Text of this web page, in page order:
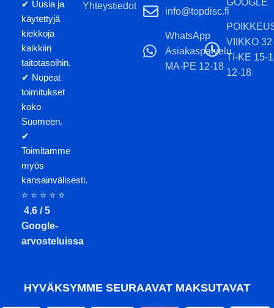
✔ Uusia ja
käytettyjä
kiekkoja
kaikkiin
taitotasoihin.
✔ Nopeat
toimitukset
koko
Suomeen.
✔
Toimitamme
myös
kansainvälisesti.
⭐ ⭐ ⭐ ⭐ ⭐
4,6 / 5
Google-
arvosteluissa
Yhteystiedot
info@topdisc.fi
WhatsApp
Asiakaspalvelu
MA-PE 12-18
VIIKKO 32
TI-KE 15-
12-18
HYVÄKSYMME SEURAAVAT MAKSUTAVAT